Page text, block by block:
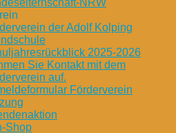
NRW
der Adolf Kolping
2025-2026
Sie Kontakt mit dem
auf.
Förderverein
Shop